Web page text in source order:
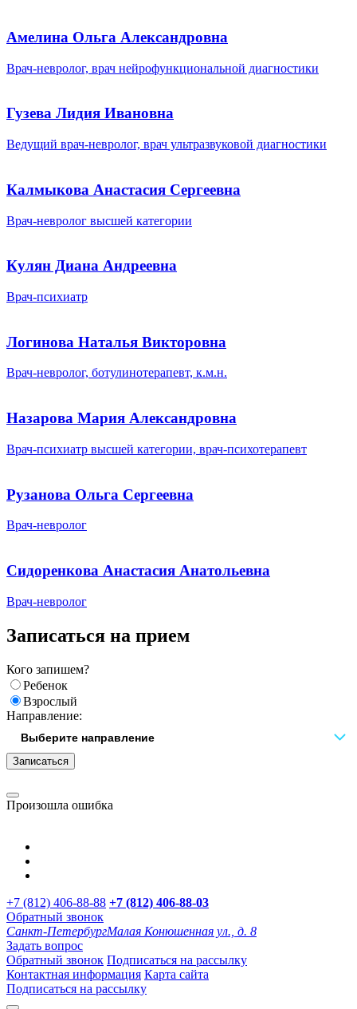
Амелина Ольга Александровна
Врач-невролог, врач нейрофункциональной диагностики
Гузева Лидия Ивановна
Ведущий врач-невролог, врач ультразвуковой диагностики
Калмыкова Анастасия Сергеевна
Врач-невролог высшей категории
Кулян Диана Андреевна
Врач-психиатр
Логинова Наталья Викторовна
Врач-невролог, ботулинотерапевт, к.м.н.
Назарова Мария Александровна
Врач-психиатр высшей категории, врач-психотерапевт
Рузанова Ольга Сергеевна
Врач-невролог
Сидоренкова Анастасия Анатольевна
Врач-невролог
Записаться на прием
Кого запишем?
Ребенок
Взрослый
Направление:
Записаться
Произошла ошибка
+7 (812) 406-88-88 +7 (812) 406-88-03
Обратный звонок
Санкт-ПетербургМалая Конюшенная ул., д. 8
Задать вопрос
Обратный звонок Подписаться на рассылку
Контактная информация Карта сайта
Подписаться на рассылку